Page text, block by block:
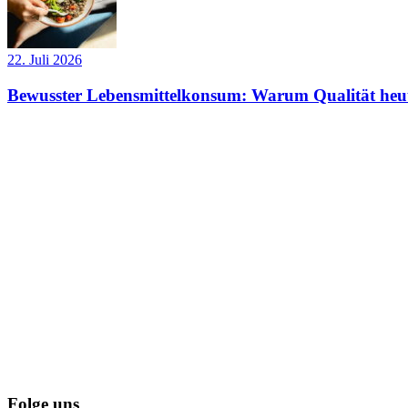
22. Juli 2026
Bewusster Lebensmittelkonsum: Warum Qualität